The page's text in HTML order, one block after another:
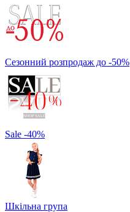
Сезонний розпродаж до -50%
Sale -40%
Шкільна група